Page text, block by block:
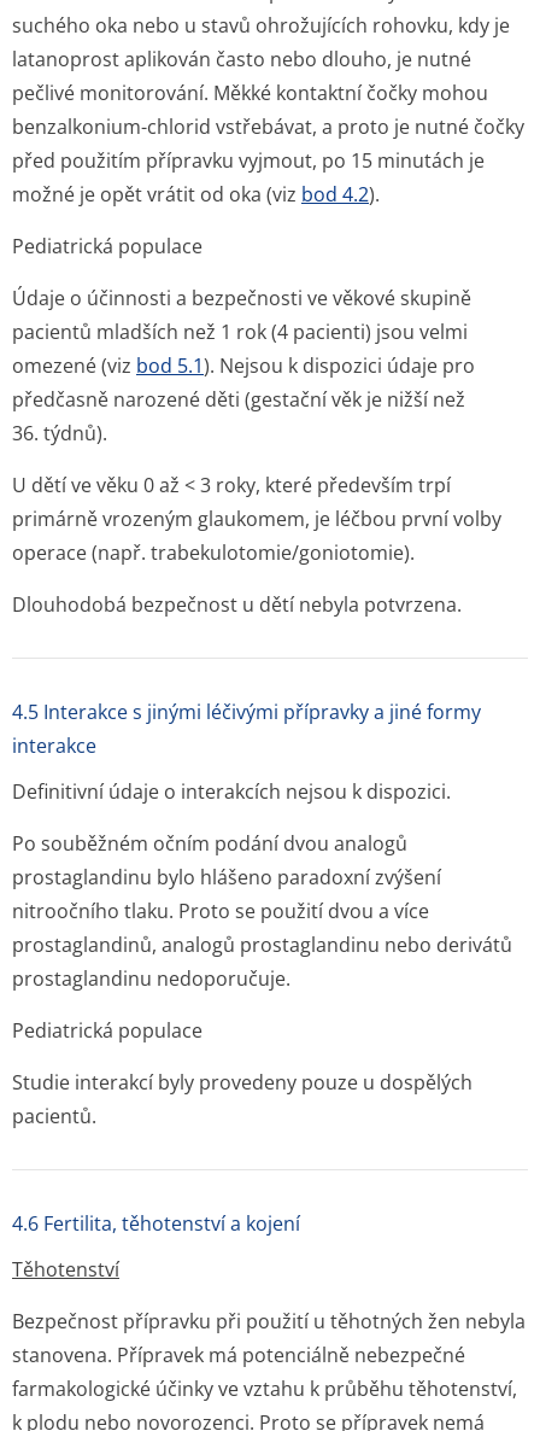
suchého oka nebo u stavů ohrožujících rohovku, kdy je
latanoprost aplikován často nebo dlouho, je nutné
pečlivé monitorování. Měkké kontaktní čočky mohou
benzalkonium-chlorid vstřebávat, a proto je nutné čočky
před použitím přípravku vyjmout, po 15 minutách je
možné je opět vrátit od oka (viz bod 4.2).
Pediatrická populace
Údaje o účinnosti a bezpečnosti ve věkové skupině
pacientů mladších než 1 rok (4 pacienti) jsou velmi
omezené (viz bod 5.1). Nejsou k dispozici údaje pro
předčasně narozené děti (gestační věk je nižší než
36. týdnů).
U dětí ve věku 0 až < 3 roky, které především trpí
primárně vrozeným glaukomem, je léčbou první volby
operace (např. trabekulotomi­e/goniotomie).
Dlouhodobá bezpečnost u dětí nebyla potvrzena.
4.5 Interakce s jinými léčivými přípravky a jiné formy
interakce
Definitivní údaje o interakcích nejsou k dispozici.
Po souběžném očním podání dvou analogů
prostaglandinu bylo hlášeno paradoxní zvýšení
nitroočního tlaku. Proto se použití dvou a více
prostaglandinů, analogů prostaglandinu nebo derivátů
prostaglandinu nedoporučuje.
Pediatrická populace
Studie interakcí byly provedeny pouze u dospělých
pacientů.
4.6 Fertilita, těhotenství a kojení
Těhotenství
Bezpečnost přípravku při použití u těhotných žen nebyla
stanovena. Přípravek má potenciálně nebezpečné
farmakologické účinky ve vztahu k průběhu těhotenství,
k plodu nebo novorozenci. Proto se přípravek nemá